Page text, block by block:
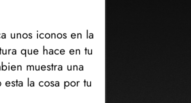
unos iconos en la
que hace en tu
muestra una
la cosa por tu